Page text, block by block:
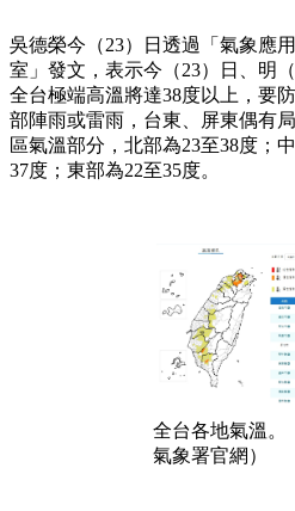
吳德榮今（23）日透過「氣象應
室」發文，表示今（23）日、明
全台極端高溫將達38度以上，要
部陣雨或雷雨，台東、屏東偶有
區氣溫部分，北部為23至38度；
37度；東部為22至35度。
全台各地氣溫。
氣象署官網）